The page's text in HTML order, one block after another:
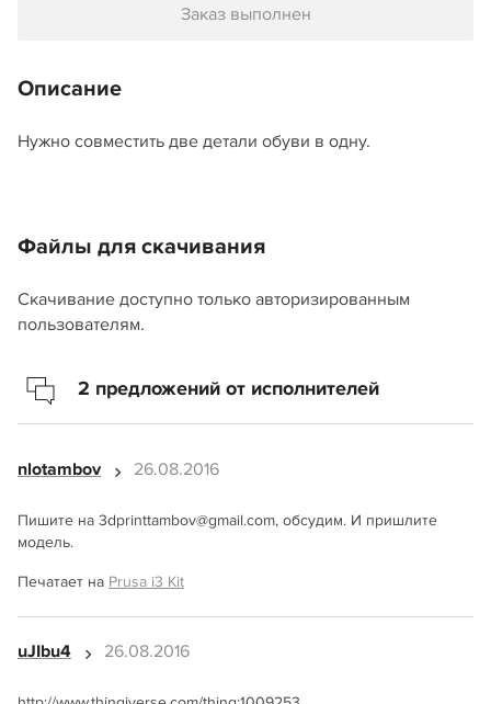
Заказ выполнен
Описание
Нужно совместить две детали обуви в одну.
Файлы для скачивания
Скачивание доступно только авторизированным
пользователям.
2 предложений от исполнителей
nlotambov 26.08.2016
Пишите на 3dprinttambov@gmail.com, обсудим. И пришлите
модель.
Печатает на Prusa i3 Kit
uJIbu4 26.08.2016